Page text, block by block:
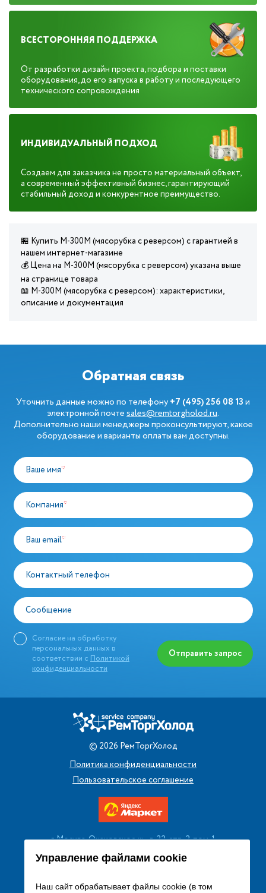
Управление файлами cookie
Наш сайт обрабатывает файлы cookie (в том
ВСЕСТОРОННЯЯ ПОДДЕРЖКА
От разработки дизайн проекта, подбора и поставки
оборудования, до его запуска в работу и последующего
технического сопровождения
ИНДИВИДУАЛЬНЫЙ ПОДХОД
Создаем для заказчика не просто материальный объект,
а современный эффективный бизнес, гарантирующий
стабильный доход и конкурентное преимущество.
🏪 Купить М-300М (мясорубка с реверсом) с гарантией в
нашем интернет-магазине
💰 Цена на М-300М (мясорубка с реверсом) указана выше
на странице товара
📖 М-300М (мясорубка с реверсом): характеристики,
описание и документация
Обратная связь
Уточнить данные можно по телефону+7 (495) 256 08 13и
электронной почтеsales@remtorgholod.ru.
Дополнительно наши менеджеры проконсультируют, какое
оборудование и варианты оплаты вам доступны.
Ваше имя*
Компания*
Ваш email*
Контактный телефон
Сообщение
Согласие на обработку
персональных данных в
соответствии с Политикой
конфиденциальности
Отправить запрос
© 2026 РемТоргХолод
Политика конфиденциальности
Пользовательское соглашение
г. Москва, Очаковское ш., д. 32, стр. 2, пом. 1
+7 (495) 256 08 13
Заказать звонок